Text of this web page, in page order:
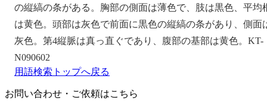
の縦縞の条がある。胸部の側面は薄色で、肢は黒色、平均
は黄色。頭部は灰色で前面に黒色の縦縞の条があり、側面
灰色。第4縦脈は真っ直ぐであり、腹部の基部は黄色。KT-
N090602
用語検索トップへ戻る
お問い合わせ・ご依頼はこちら